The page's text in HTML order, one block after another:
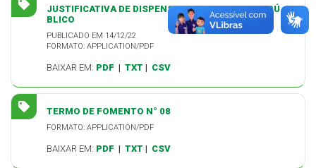
JUSTIFICATIVA DE DISPENSA DE CHAMAMENTO PÚ
BLICO
PUBLICADO EM 14/12/22
FORMATO: APPLICATION/PDF
BAIXAR EM: PDF | TXT | CSV
TERMO DE FOMENTO N° 08
FORMATO: APPLICATION/PDF
BAIXAR EM: PDF | TXT | CSV